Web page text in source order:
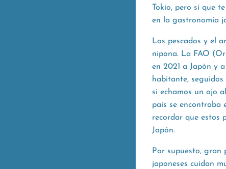
Tokio, pero sí que
en la gastronomía
Los pescados y el
nipona. La FAO
en 2021 a Japón y
habitante,
si echamos un ojo
país se encontraba
recordar que estos
Japón.
Por supuesto, gran
japoneses cuidan